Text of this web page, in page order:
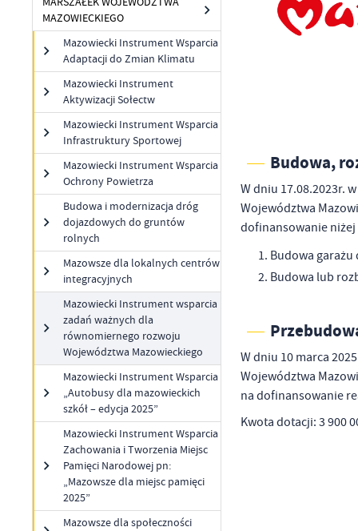
MAZOWIECKIEGO
Mazowiecki Instrument Wsparcia
Adaptacji do Zmian Klimatu
Mazowiecki Instrument
Aktywizacji Sołectw
Mazowiecki Instrument Wsparcia
Infrastruktury Sportowej
Mazowiecki Instrument Wsparcia
Ochrony Powietrza
Budowa i modernizacja dróg
dojazdowych do gruntów
rolnych
Mazowsze dla lokalnych centrów
integracyjnych
Mazowiecki Instrument wsparcia
zadań ważnych dla
równomiernego rozwoju
Województwa Mazowieckiego
Mazowiecki Instrument Wsparcia
„Autobusy dla mazowieckich
szkół – edycja 2025”
Mazowiecki Instrument Wsparcia
Zachowania i Tworzenia Miejsc
Pamięci Narodowej pn:
„Mazowsze dla miejsc pamięci
2025”
Mazowsze dla społeczności
Budowa,
W dniu 17.08.2023r.
Województwa
dofinansowanie
Budowa garażu
Budowa lub
W dniu 10 marca
Województwa
na dofinansowanie
Kwota dotacji: 3 900